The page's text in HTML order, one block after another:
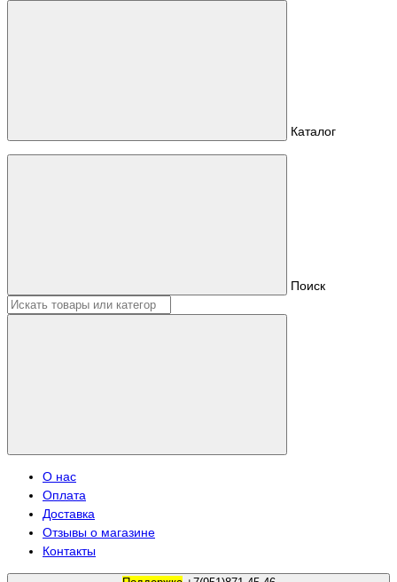
Каталог
Поиск
О нас
Оплата
Доставка
Отзывы о магазине
Контакты